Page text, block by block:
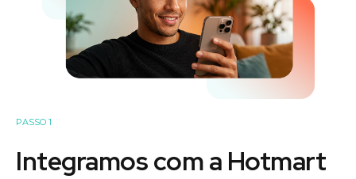
PASSO 1
Integramos com a Hotmart